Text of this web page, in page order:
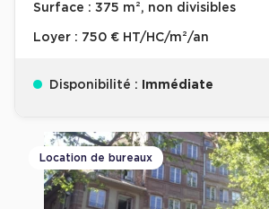
Surface : 375 m², non divisibles
Loyer : 750 € HT/HC/m²/an
Disponibilité : Immédiate
Location de bureaux